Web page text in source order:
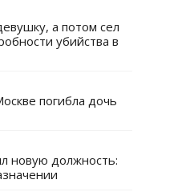
а потом сел
убийства в
погибла дочь
новую должность: